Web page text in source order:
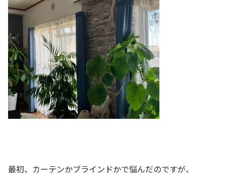
最初、カーテンかブラインドかで悩んだのですが、